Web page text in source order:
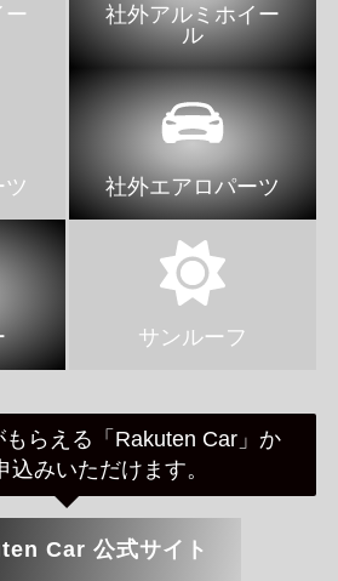
社外アルミホイー
ル
社外エアロパーツ
サンルーフ
らえる「Rakuten Car」か
込みいただけます。
Car 公式サイト